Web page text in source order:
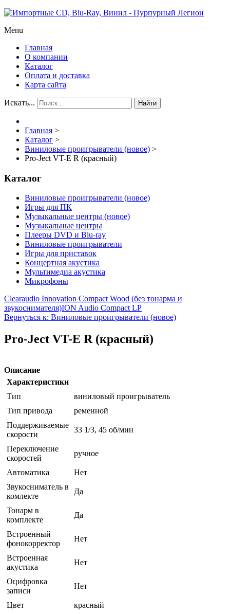
Menu
Главная
О компании
Каталог
Оплата и доставка
Карта сайта
Искать... Найти
Главная >
Каталог >
Виниловые проигрыватели (новое) >
Pro-Ject VT-E R (красный)
Каталог
Виниловые проигрыватели (новое)
Игры для ПК
Музыкальные центры (новое)
Музыкальные центры
Плееры DVD и Blu-ray
Виниловые проигрыватели
Игры для приставок
Концертная акустика
Мультимедиа акустика
Микрофоны
Clearaudio Innovation Compact Wood (без тонарма и
звукоснимателя)ION Audio Compact LP
Вернуться к: Виниловые проигрыватели (новое)
Pro-Ject VT-E R (красный)
Описание
Характеристики
Тип
виниловый проигрыватель
Тип привода
ременной
Поддерживаемые
скорости
33 1/3, 45 об/мин
Переключение
скоростей
ручное
Автоматика
Нет
Звукосниматель в
комлекте
Да
Тонарм в
комплекте
Да
Встроенный
фонокорректор
Нет
Встроенная
акустика
Нет
Оцифровка
записи
Нет
Цвет
красный